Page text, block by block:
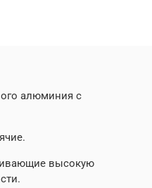
алюминия с
высокую